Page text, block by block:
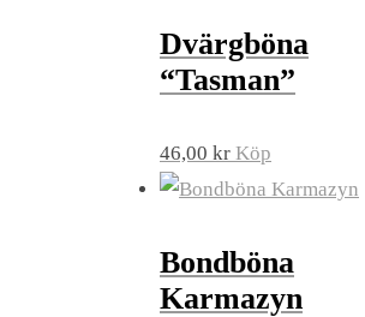
Dvärgböna
“Tasman”
46,00 kr Köp
Bondböna
Karmazyn